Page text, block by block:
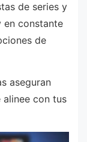
de series y
en constante
de
aseguran
alinee con tus